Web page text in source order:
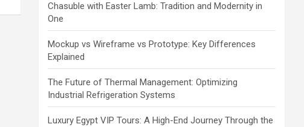
Chasuble with Easter Lamb: Tradition and Modernity in
One
Mockup vs Wireframe vs Prototype: Key Differences
Explained
The Future of Thermal Management: Optimizing
Industrial Refrigeration Systems
Luxury Egypt VIP Tours: A High-End Journey Through the